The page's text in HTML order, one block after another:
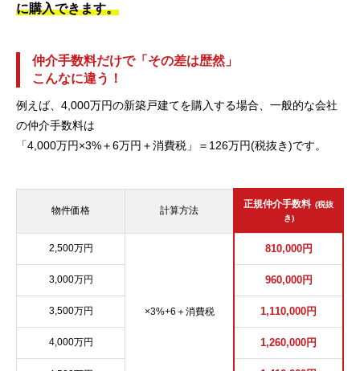
に購入できます。
仲介手数料だけで「その差は歴然」
こんなに違う！
例えば、4,000万円の新築戸建てを購入する場合、一般的な会社
の仲介手数料は
「4,000万円×3%＋6万円＋消費税」＝126万円(税抜き)です。
物件価格 計算方法
正規仲介手数料 (税抜
き)
2,500万円
×3%+6＋消費税
810,000円
3,000万円 960,000円
3,500万円 1,110,000円
4,000万円 1,260,000円